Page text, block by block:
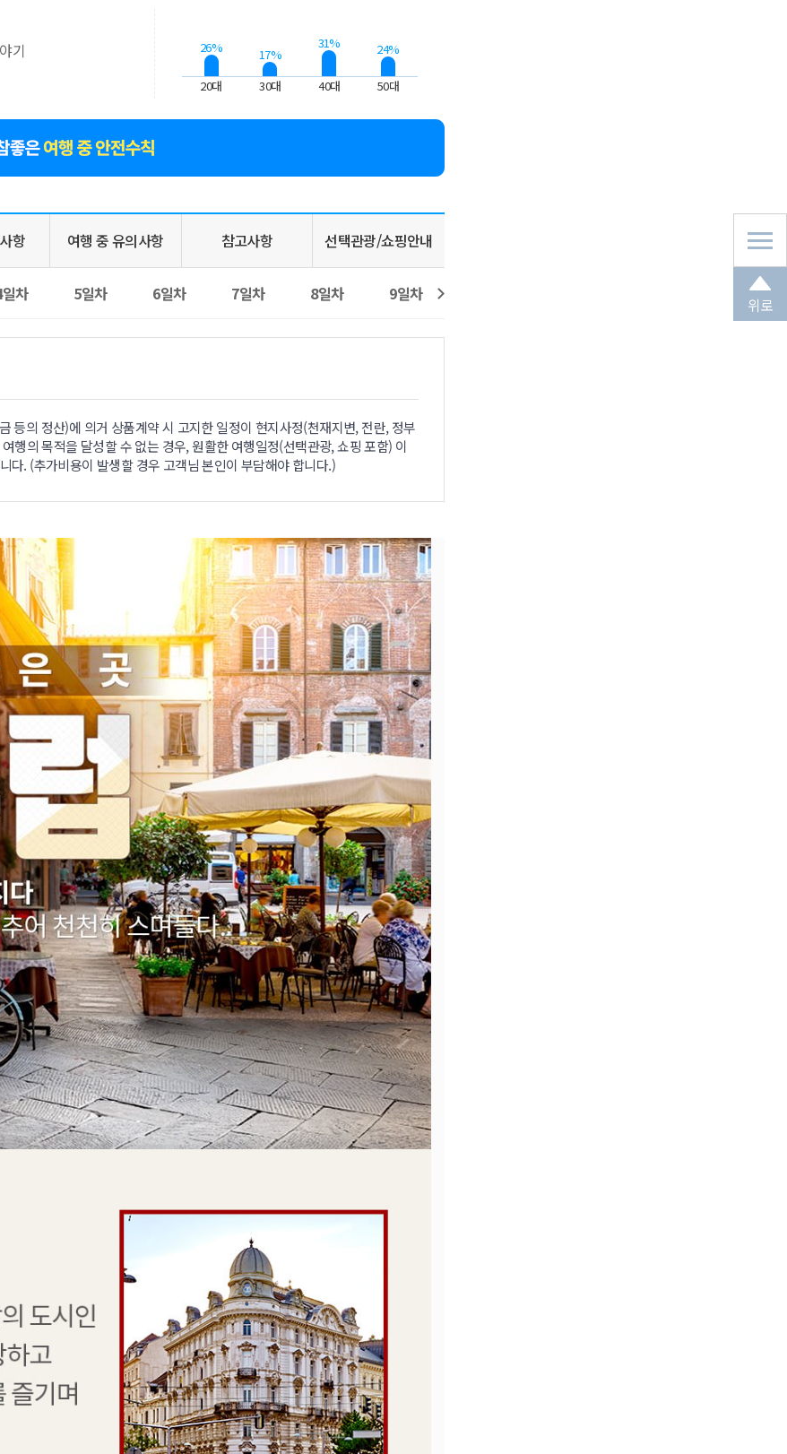
위로
기 26%
20대
17%
30대
31%
40대
24%
50대
항 여행 중 유의사항 참고사항 선택관광/쇼핑안내
차 5일차 6일차 7일차 8일차 9일차
등의 정산)에 의거 상품계약 시 고지한 일정이 현지사정(천재지변, 전란, 정부
행의 목적을 달성할 수 없는 경우, 원활한 여행일정(선택관광, 쇼핑 포함) 이
다. (추가비용이 발생할 경우 고객님 본인이 부담해야 합니다.)